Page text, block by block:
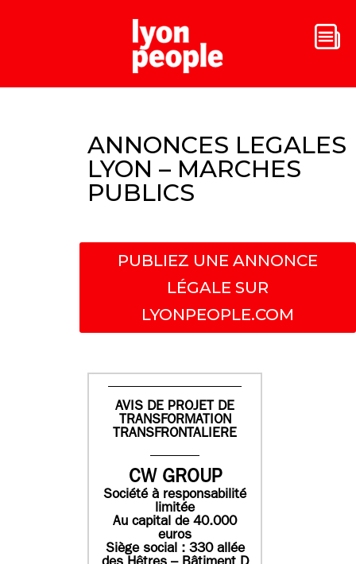
ANNONCES LEGALES
LYON – MARCHES
PUBLICS
PUBLIEZ UNE ANNONCE
LÉGALE SUR
LYONPEOPLE.COM
AVIS DE PROJET DE
TRANSFORMATION
TRANSFRONTALIERE
CW GROUP
Société à responsabilité
limitée
Au capital de 40.000
euros
Siège social : 330 allée